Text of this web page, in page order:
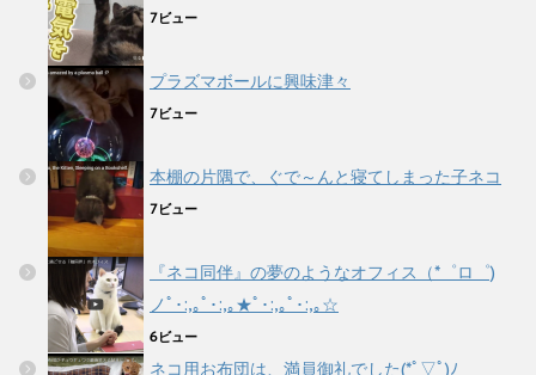
7ビュー
プラズマボールに興味津々
7ビュー
本棚の片隅で、ぐで～んと寝てしまった子ネコ
7ビュー
『ネコ同伴』の夢のようなオフィス（*゜ロ゜)
ノﾟ･:,｡ﾟ･:,｡★ﾟ･:,｡ﾟ･:,｡☆
6ビュー
ネコ用お布団は、満員御礼でした(*ﾟ▽ﾟ)ﾉ